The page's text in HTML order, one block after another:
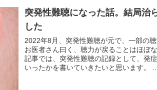
突発性難聴になった話。結局治
した
2022年8月、突発性難聴が元で、一部の
お医者さん曰く、聴力が戻ることはほぼな
記事では、突発性難聴の記録として、発